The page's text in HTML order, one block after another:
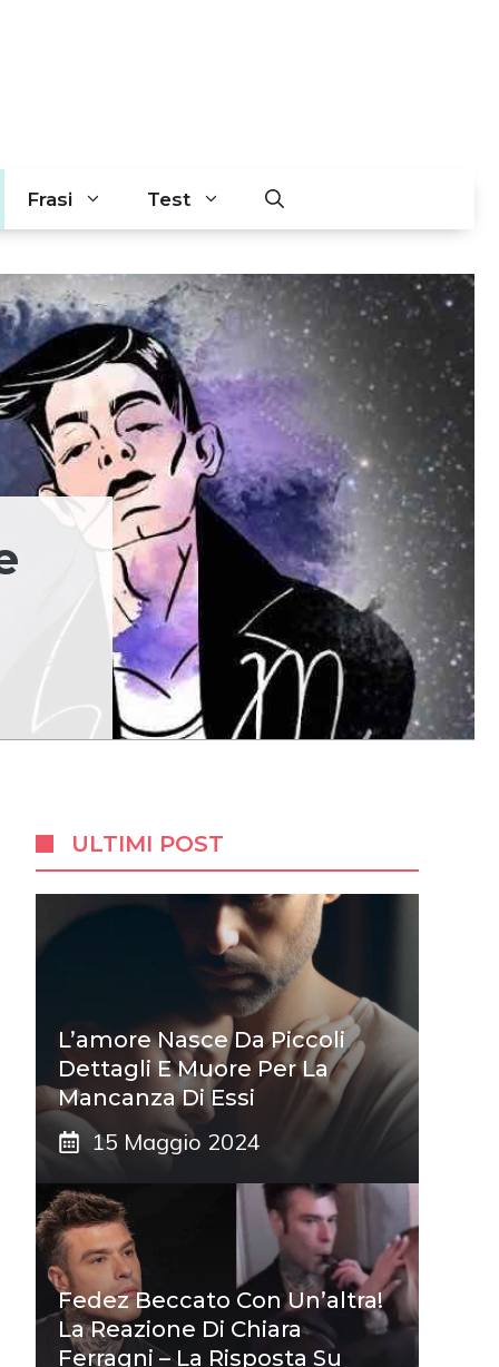
Frasi Test
ULTIMI POST
L’amore Nasce Da Piccoli
Dettagli E Muore Per La
Mancanza Di Essi
15 Maggio 2024
Fedez Beccato Con Un’altra!
La Reazione Di Chiara
Ferragni – La Risposta Su